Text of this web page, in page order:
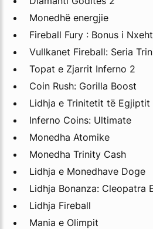
Monedhë energjie
Fireball Fury : Bonus i
Vullkanet Fireball: Seria
Topat e Zjarrit Inferno 2
Coin Rush: Gorilla Boost
Lidhja e Trinitetit të Egjiptit
Inferno Coins: Ultimate
Monedha Atomike
Monedha Trinity Cash
Lidhja e Monedhave Doge
Lidhja Bonanza: Cleopatra
Lidhja Fireball
Mania e Olimpit